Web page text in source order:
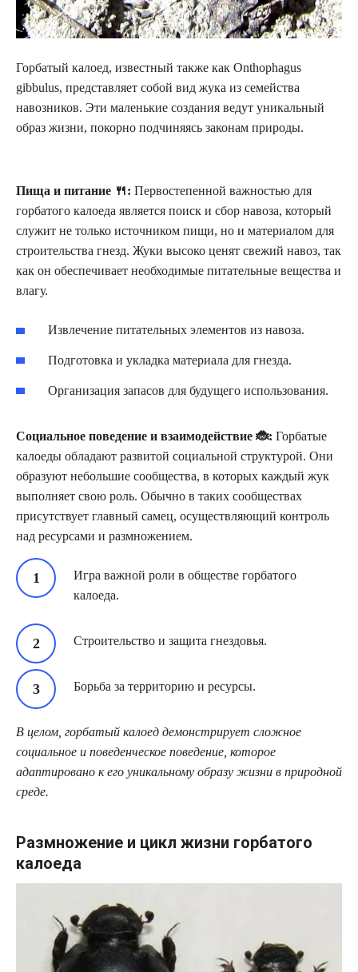
Горбатый калоед, известный также как Onthophagus
gibbulus, представляет собой вид жука из семейства
навозников. Эти маленькие создания ведут уникальный
образ жизни, покорно подчиняясь законам природы.
Пища и питание 🍴: Первостепенной важностью для
горбатого калоеда является поиск и сбор навоза, который
служит не только источником пищи, но и материалом для
строительства гнезд. Жуки высоко ценят свежий навоз, так
как он обеспечивает необходимые питательные вещества и
влагу.
Извлечение питательных элементов из навоза.
Подготовка и укладка материала для гнезда.
Организация запасов для будущего использования.
Социальное поведение и взаимодействие 🐞: Горбатые
калоеды обладают развитой социальной структурой. Они
образуют небольшие сообщества, в которых каждый жук
выполняет свою роль. Обычно в таких сообществах
присутствует главный самец, осуществляющий контроль
над ресурсами и размножением.
Игра важной роли в обществе горбатого
калоеда.
Строительство и защита гнездовья.
Борьба за территорию и ресурсы.
В целом, горбатый калоед демонстрирует сложное
социальное и поведенческое поведение, которое
адаптировано к его уникальному образу жизни в природной
среде.
Размножение и цикл жизни горбатого
калоеда